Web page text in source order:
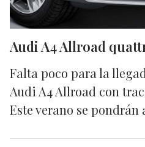
Audi A4 Allroad
Falta poco para la
Audi A4 Allroad con
Este verano se pondrán